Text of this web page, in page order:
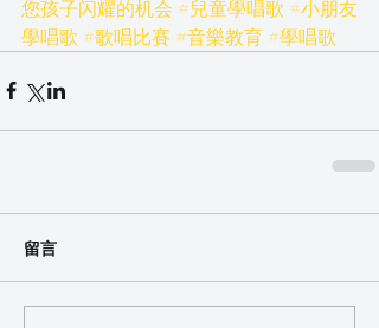
您孩子闪耀的机会 #兒童學唱歌 #小朋友
學唱歌 #歌唱比賽 #音樂教育 #學唱歌
留言